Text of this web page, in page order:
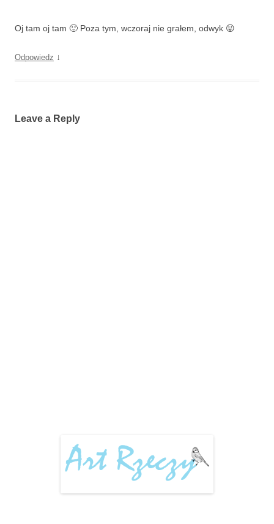
Oj tam oj tam 🙂 Poza tym, wczoraj nie grałem, odwyk 😛
Odpowiedz ↓
Leave a Reply